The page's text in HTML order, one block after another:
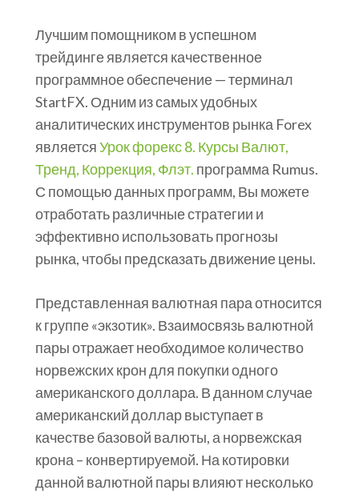
Лучшим помощником в успешном
трейдинге является качественное
программное обеспечение — терминал
StartFX. Одним из самых удобных
аналитических инструментов рынка Forex
являетсяУрок форекс 8. Курсы Валют,
Тренд, Коррекция, Флэт. программа Rumus.
С помощью данных программ, Вы можете
отработать различные стратегии и
эффективно использовать прогнозы
рынка, чтобы предсказать движение цены.
Представленная валютная пара относится
к группе «экзотик». Взаимосвязь валютной
пары отражает необходимое количество
норвежских крон для покупки одного
американского доллара. В данном случае
американский доллар выступает в
качестве базовой валюты, а норвежская
крона – конвертируемой. На котировки
данной валютной пары влияют несколько